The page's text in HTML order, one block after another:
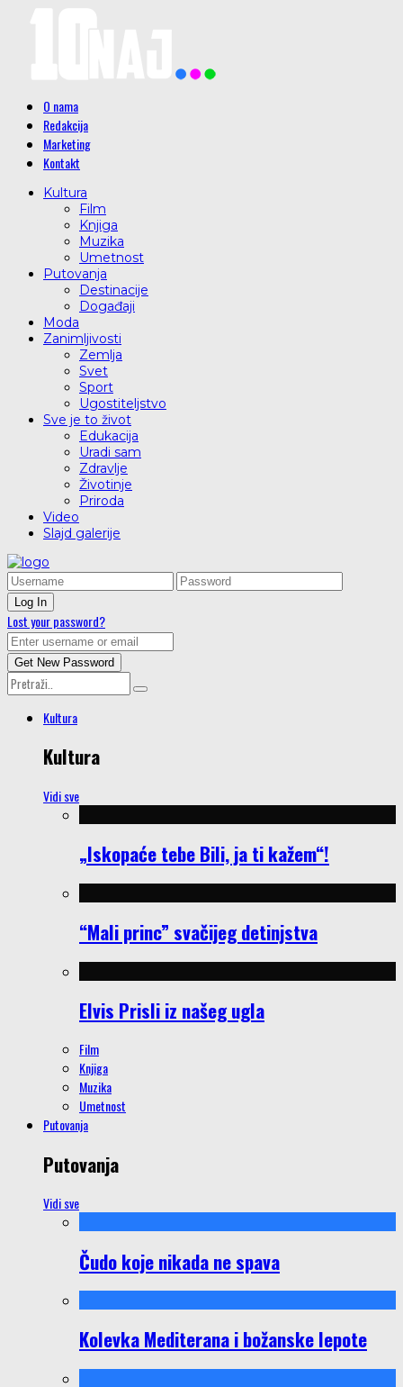
O nama
Redakcija
Marketing
Kontakt
Kultura
Film
Knjiga
Muzika
Umetnost
Putovanja
Destinacije
Događaji
Moda
Zanimljivosti
Zemlja
Svet
Sport
Ugostiteljstvo
Sve je to život
Edukacija
Uradi sam
Zdravlje
Životinje
Priroda
Video
Slajd galerije
Lost your password?
Kultura
Kultura
Vidi sve
„Iskopaće tebe Bili, ja ti kažem“!
“Mali princ” svačijeg detinjstva
Elvis Prisli iz našeg ugla
Film
Knjiga
Muzika
Umetnost
Putovanja
Putovanja
Vidi sve
Čudo koje nikada ne spava
Kolevka Mediterana i božanske lepote